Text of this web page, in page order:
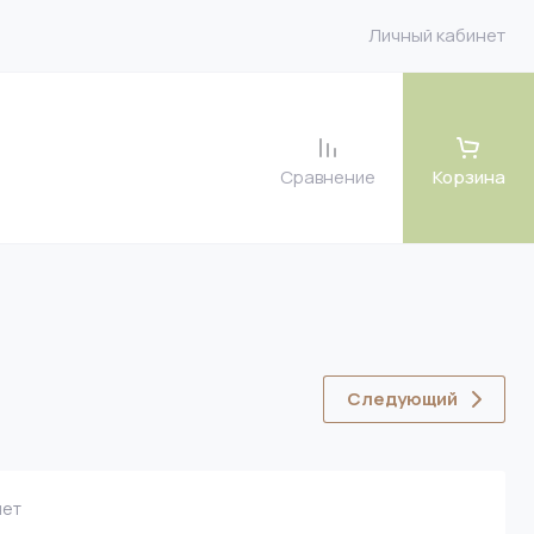
Личный кабинет
Сравнение Корзина
Следующий